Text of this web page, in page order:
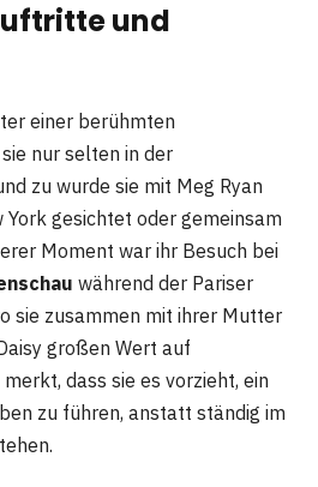
und
einer berühmten
nur selten in der
zu wurde sie mit Meg Ryan
York gesichtet oder gemeinsam
Moment war ihr Besuch bei
während der Pariser
sie zusammen mit ihrer Mutter
großen Wert auf
dass sie es vorzieht, ein
zu führen, anstatt ständig im